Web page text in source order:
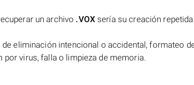
un archivo .VOXsería su creación repetida
de eliminación intencional o accidental, formateo
virus, falla o limpieza de memoria.